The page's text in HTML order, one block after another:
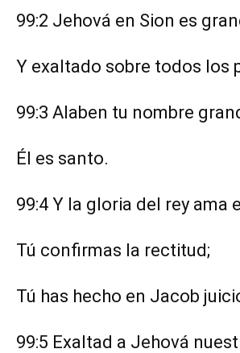
99:2 Jehová en Sion es
Y exaltado sobre todos los
99:3 Alaben tu nombre
Él es santo.
99:4 Y la gloria del rey ama
Tú confirmas la rectitud;
Tú has hecho en Jacob
99:5 Exaltad a Jehová